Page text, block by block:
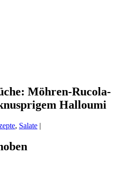
Möhren-Rucola-
Halloumi
, Salate |